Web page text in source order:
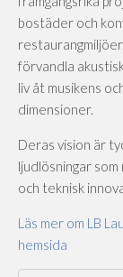
bostäder och
förvandla
liv åt musikens
dimensioner.
Deras vision är
ljudlösningar
och teknisk
Läs mer om LB
hemsida